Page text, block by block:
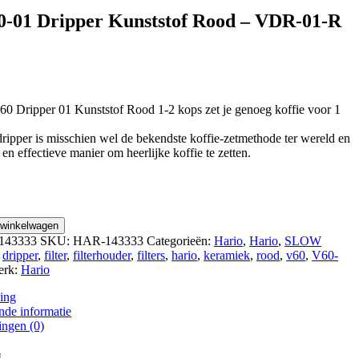
01 Dripper Kunststof Rood – VDR-01-R
Dripper 01 Kunststof Rood 1-2 kops zet je genoeg koffie voor 1
is misschien wel de bekendste koffie-zetmethode ter wereld en
effectieve manier om heerlijke koffie te zetten.
SKU: HAR-143333 Categorieën: Hario, Hario, SLOW
dripper, filter, filterhouder, filters, hario, keramiek, rood, v60, V60-
Hario
informatie
(0)